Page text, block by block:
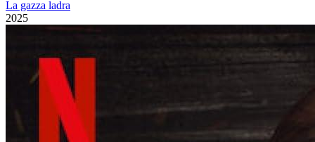
La gazza ladra
2025